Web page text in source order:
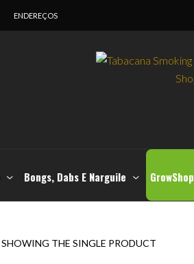
ENDEREÇOS
Bongs, Dabs E Narguile GrowShop
SHOWING THE SINGLE PRODUCT